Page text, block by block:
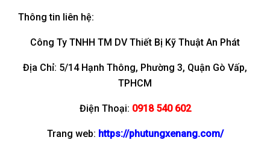
Thông tin liên hệ:
Công Ty TNHH TM DV Thiết Bị Kỹ Thuật An Phát
Địa Chỉ: 5/14 Hạnh Thông, Phường 3, Quận Gò Vấp,
TPHCM
Điện Thoại: 0918 540 602
Trang web: https://phutungxenang.com/